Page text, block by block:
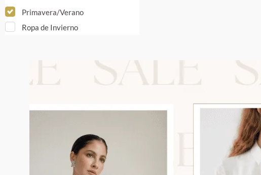
Primavera/Verano
Ropa de Invierno